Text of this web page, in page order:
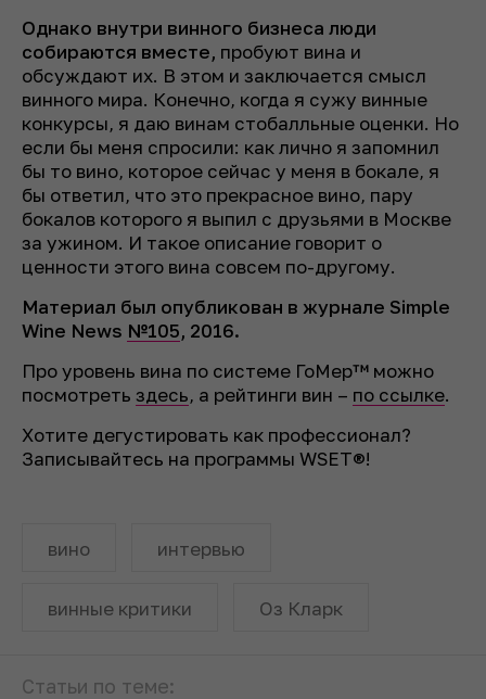
Однако внутри винного бизнеса люди
собираются вместе, пробуют вина и
обсуждают их. В этом и заключается смысл
винного мира. Конечно, когда я сужу винные
конкурсы, я даю винам стобалльные оценки. Но
если бы меня спросили: как лично я запомнил
бы то вино, которое сейчас у меня в бокале, я
бы ответил, что это прекрасное вино, пару
бокалов которого я выпил с друзьями в Москве
за ужином. И такое описание говорит о
ценности этого вина совсем по-другому.
Материал был опубликован в журнале Simple
Wine News №105, 2016.
Про уровень вина по системе ГоМер™ можно
посмотреть здесь, а рейтинги вин – по ссылке.
Хотите дегустировать как профессионал?
Записывайтесь на программы WSET®!
вино интервью
винные критики Оз Кларк
Статьи по теме: